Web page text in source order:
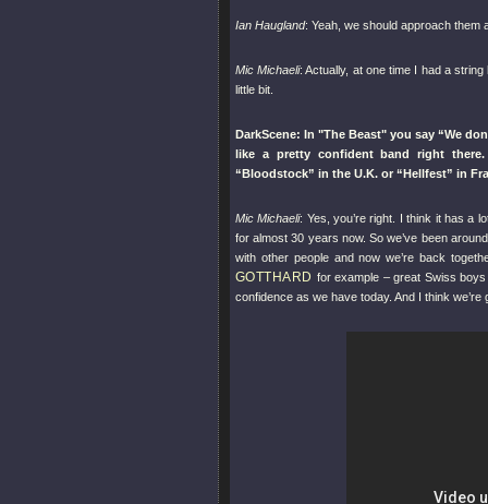
Ian Haugland: Yeah, we should approach them
Mic Michaeli: Actually, at one time I had a
little bit.
DarkScene: In"The Beast" you say “We
like a pretty confident band right there.
“Bloodstock” in the U.K. or “Hellfest” in
Mic Michaeli: Yes, you’re right. I think it has a
for almost 30 years now. So we’ve been
with other people and now we’re back
GOTTHARD for example – great Swiss
confidence as we have today. And I think